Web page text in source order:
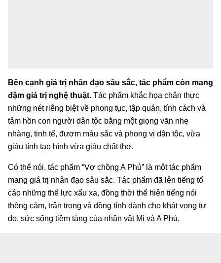
Bên cạnh giá trị nhân đạo sâu sắc, tác phẩm còn mang
đậm giá trị nghệ thuật. Tác phẩm khắc họa chân thực
những nét riêng biệt về phong tục, tập quán, tính cách và
tâm hồn con người dân tộc bằng một giọng văn nhẹ
nhàng, tinh tế, đượm màu sắc và phong vị dân tộc, vừa
giàu tính tạo hình vừa giàu chất thơ.
Có thể nói, tác phẩm “Vợ chồng A Phủ” là một tác phẩm
mang giá trị nhân đạo sâu sắc. Tác phẩm đã lên tiếng tố
cáo những thế lực xấu xa, đồng thời thể hiện tiếng nói
thông cảm, trân trọng và đồng tình dành cho khát vọng tự
do, sức sống tiềm tàng của nhân vật Mị và A Phủ.